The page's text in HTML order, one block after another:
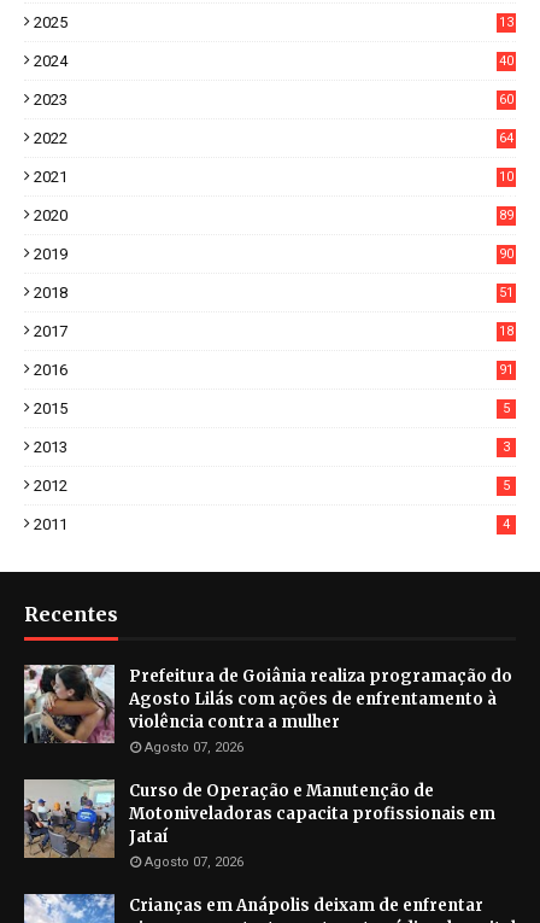
2025
13
2024
40
2023
60
2022
64
2021
10
2020
89
2019
90
2018
51
2017
18
2016 91
2015 5
2013 3
2012 5
2011 4
Recentes
Prefeitura de Goiânia realiza programação do
Agosto Lilás com ações de enfrentamento à
violência contra a mulher
Agosto 07, 2026
Curso de Operação e Manutenção de
Motoniveladoras capacita profissionais em
Jataí
Agosto 07, 2026
Crianças em Anápolis deixam de enfrentar